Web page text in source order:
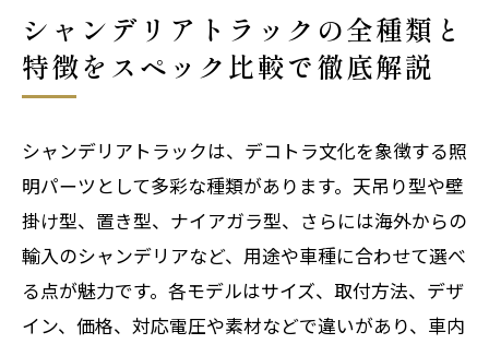
シャンデリアトラックの全種類と
特徴をスペック比較で徹底解説
シャンデリアトラックは、デコトラ文化を象徴する照
明パーツとして多彩な種類があります。天吊り型や壁
掛け型、置き型、ナイアガラ型、さらには海外からの
輸入のシャンデリアなど、用途や車種に合わせて選べ
る点が魅力です。各モデルはサイズ、取付方法、デザ
イン、価格、対応電圧や素材などで違いがあり、車内